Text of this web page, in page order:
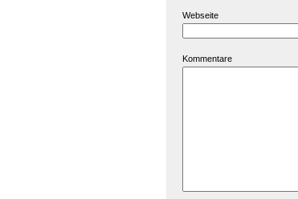
Webseite
Kommentare